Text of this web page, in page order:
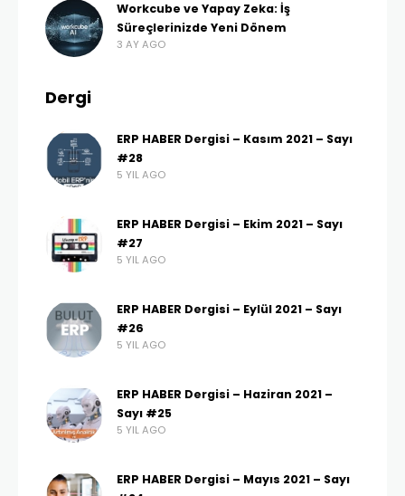
Workcube ve Yapay Zeka: İş
Süreçlerinizde Yeni Dönem
3 AY AGO
Dergi
ERP HABER Dergisi – Kasım 2021 – Sayı
#28
5 YIL AGO
ERP HABER Dergisi – Ekim 2021 – Sayı
#27
5 YIL AGO
ERP HABER Dergisi – Eylül 2021 – Sayı
#26
5 YIL AGO
ERP HABER Dergisi – Haziran 2021 –
Sayı #25
5 YIL AGO
ERP HABER Dergisi – Mayıs 2021 – Sayı